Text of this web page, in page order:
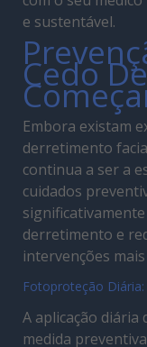
e sustentável.
Cedo
Embora existam
derretimento
continua a ser a
cuidados
derretimento e
intervenções
Fotoproteção
A aplicação diária
medida